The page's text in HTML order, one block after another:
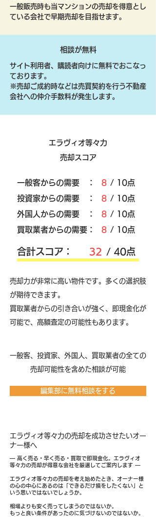
一般販売時も当マンションの売却を得意とし
ている会社で早期売却を目指せます。
相談が無料
サイト利用者、購読者向けに無料でおこなっ
ております。
​※売却ご成約時などは売買契約を行う不動産
会社への仲介手数料が発生します。
エラヴィオ等々力
売却スコア
​一般客からの需要 ： 8 / 10点
​投資家からの需要 ：
8 / 10点
外国人からの需要 ：
8 / 10点
買取業者からの需要：
8 / 10点
​合計スコア： 32 / 40点
売却力が非常に高い物件です。多くの選択肢
が期待できます。
買取業者からの引き合いが強く、即現金化が
可能で、高額査定の可能性もあります。
​一般客、投資家、外国人、買取業者の全ての
売却可能性を含めた相談が可能
編集部に無料相談をする
エラヴィオ等々力の売却を成功させたいオー
ナー様へ
― 高く売る・早く売る・買取で即現金化。エラヴィオ
等々力の売却が得意な会社を厳選してご案内します ―
エラヴィオ等々力の売却を考え始めたとき、オーナー様
の心の中心にあるのは「できるだけ損をしたくない」と
いう思いではないでしょうか。
相場よりも安く売ってしまうのではないか。
もっと良い条件があったのに気づけないのではないか。